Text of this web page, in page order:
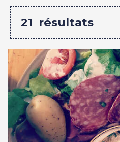
21 résultats